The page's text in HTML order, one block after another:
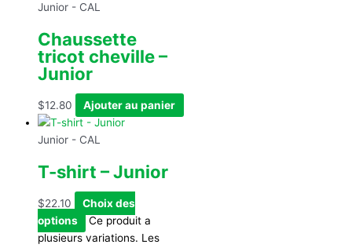
Junior - CAL
Chaussette
tricot cheville –
Junior
$12.80 Ajouter au panier
Junior - CAL
T-shirt – Junior
$22.10
Choix des
options
Ce produit a
plusieurs variations. Les